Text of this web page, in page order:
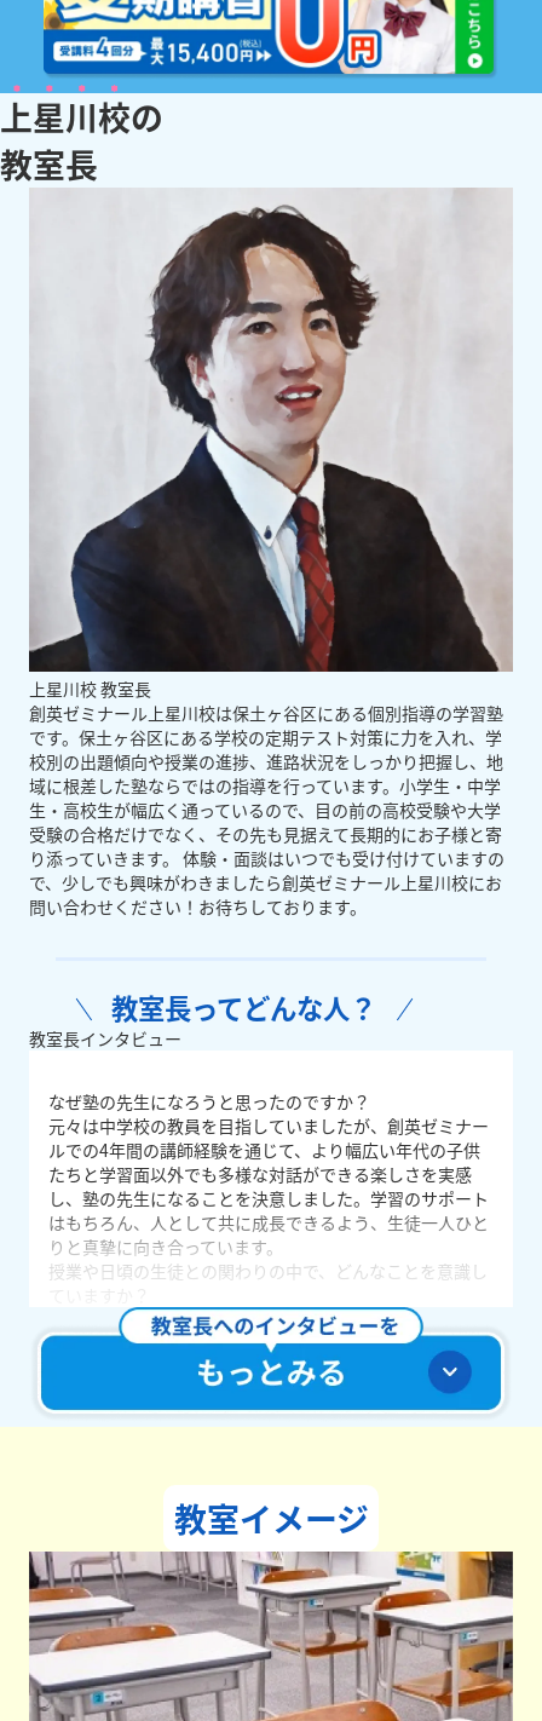
上星川校の
教室長
上星川校 教室長
創英ゼミナール上星川校は保土ヶ谷区にある個別指導の学習塾
です。保土ヶ谷区にある学校の定期テスト対策に力を入れ、学
校別の出題傾向や授業の進捗、進路状況をしっかり把握し、地
域に根差した塾ならではの指導を行っています。小学生・中学
生・高校生が幅広く通っているので、目の前の高校受験や大学
受験の合格だけでなく、その先も見据えて長期的にお子様と寄
り添っていきます。 体験・面談はいつでも受け付けていますの
で、少しでも興味がわきましたら創英ゼミナール上星川校にお
問い合わせください！お待ちしております。
教室長ってどんな人？
教室長インタビュー
なぜ塾の先生になろうと思ったのですか？
元々は中学校の教員を目指していましたが、創英ゼミナー
ルでの4年間の講師経験を通じて、より幅広い年代の子供
たちと学習面以外でも多様な対話ができる楽しさを実感
し、塾の先生になることを決意しました。学習のサポート
はもちろん、人として共に成長できるよう、生徒一人ひと
りと真摯に向き合っています。
授業や日頃の生徒との関わりの中で、どんなことを意識し
家や学校に続く第3の場所でありたいと思っています。勉
強をする場所であると同時に、明日も行きたいと思っても
らえるよう努めています。また、生徒たちとともに頑張れ
る存在でありたいと考え、多くの承認を通して生徒にプラ
スの感情を届けることを意識しています。
ています。学校生活はもちろん、将来社会に出た時を見据
えて、主体的に行動できる人になってもらいたいです。そ
の第一歩として、時間や期限といった約束を守ることの大
切さを生徒たちに伝えています。
学生たちへメッセージをお願いします。
「今まで難しいと思っていたところができるようになっ
た！」「勉強する習慣がついた！」など、新しい自分にな
れるよう全力でサポートいたします。一緒に頑張りましょ
う！みなさんにお会いできることを心よりお待ちしていま
す。
教室イメージ